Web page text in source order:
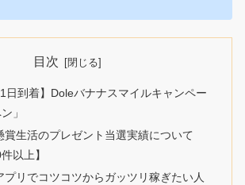
目次
1日到着】Doleバナナスマイルキャンペー
」
賞生活のプレゼント当選実績について
以上】
プリでコツコツからガッツリ稼ぎたい人